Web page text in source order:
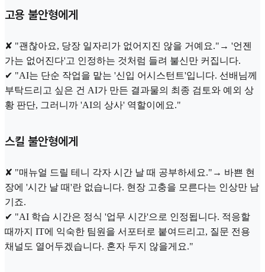
고용 불안형에게
✘ "괜찮아요, 당장 일자리가 없어지진 않을 거예요."→ '언젠
가는 없어진다'고 인정하는 것처럼 들려 불신만 커집니다.
✔ "AI는 단순 작업을 맡는 '신입 어시스턴트'입니다. 선배님께
부탁드리고 싶은 건 AI가 만든 결과물의 최종 검토와 예외 상
황 판단, 그러니까 'AI의 상사' 역할이에요."
스킬 불안형에게
✘ "매뉴얼 드릴 테니 각자 시간 날 때 공부하세요."→ 바쁜 현
장에 '시간 날 때'란 없습니다. 현장 고충을 모른다는 인상만 남
기죠.
✔ "AI 학습 시간은 정식 '업무 시간'으로 인정됩니다. 적응할
때까지 IT에 익숙한 팀원을 서포터로 붙여드리고, 질문 전용
채널도 열어두겠습니다. 혼자 두지 않을게요."